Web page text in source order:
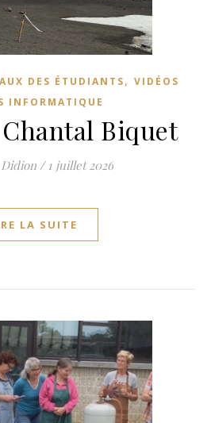
DES ÉTUDIANTS, VIDÉOS
INFORMATIQUE
Biquet
/ 1 juillet 2026
LA SUITE